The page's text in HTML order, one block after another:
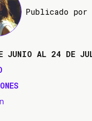
Publicado
JUNIO AL 24 DE